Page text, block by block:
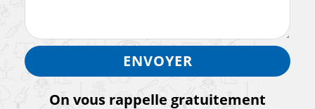
On vous rappelle gratuitement